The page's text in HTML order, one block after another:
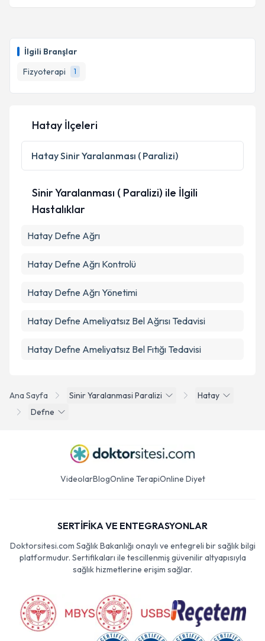
İlgili Branşlar
Fizyoterapi
1
Ana Sayfa Sinir Yaralanmasi Paralizi
Hatay
Defne
Hatay İlçeleri
HataySinir Yaralanması ( Paralizi)
Sinir Yaralanması ( Paralizi) ile İlgili
Hastalıklar
Hatay Defne Ağrı
Hatay Defne Ağrı Kontrolü
Hatay Defne Ağrı Yönetimi
Hatay Defne Ameliyatsız Bel Ağrısı Tedavisi
Hatay Defne Ameliyatsız Bel Fıtığı Tedavisi
VideolarBlogOnline TerapiOnline Diyet
SERTİFİKA VE ENTEGRASYONLAR
Doktorsitesi.com Sağlık Bakanlığı onaylı ve entegreli bir sağlık bilgi
platformudur. Sertifikaları ile tescillenmiş güvenilir altyapısıyla
sağlık hizmetlerine erişim sağlar.